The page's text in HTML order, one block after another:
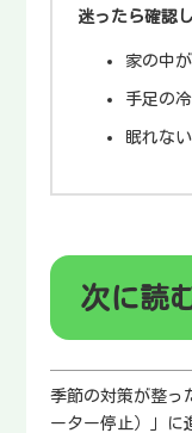
迷ったら確認
家の中
手足の
眠れな
次に読
季節の対策が整っ
ーター停止）」に